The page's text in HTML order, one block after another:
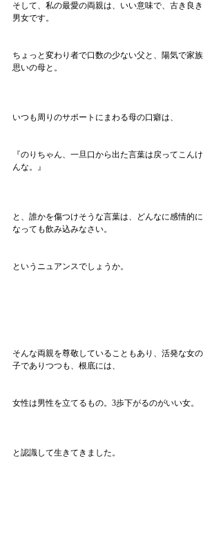
そして、私の最愛の両親は、いい意味で、古き良き
男女です。
ちょっと変わり者で口数の少ない父と、陽気で家族
思いの母と。
いつも周りのサポートにまわる母の口癖は、
『のりちゃん、一旦口から出た言葉は戻ってこんけ
んな。』
と、誰かを傷つけそうな言葉は、どんなに感情的に
なっても飲み込みなさい。
というニュアンスでしょうか。
そんな両親を尊敬していることもあり、活発な女の
子でありつつも、根底には、
女性は男性を立てるもの。3歩下がるのがいい女。
と認識して生きてきました。